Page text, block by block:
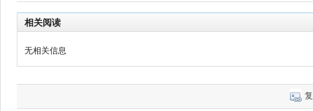
相关阅读
无相关信息